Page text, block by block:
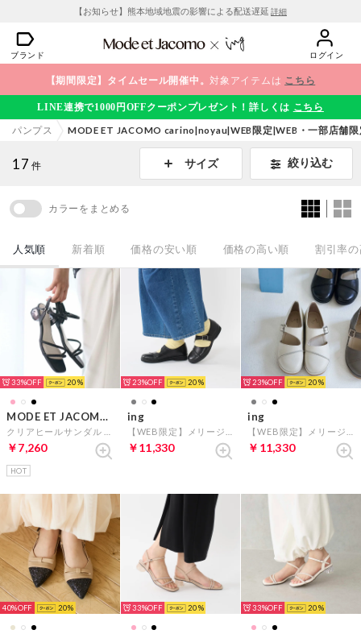
【お知らせ】熊本地域地震の影響による配送遅延 詳細
ブランド ログイン
【期間限定】タイムセール開催中。対象アイテムは こちら
LINE連携で1000円OFFクーポンプレゼント！詳しくは こちら
パンプス MODE ET JACOMO carino|noyau|WEB限定|WEB・一部店舗
17 件 サイズ 絞り込む
カラーをまとめる
人気順 新着順 価格の安い順 価格の高い順 割引率
33% 20
MODE ET JACOMO carino
￥7,260
HOT
23% 20
ing
￥11,330
23% 20
ing
￥11,330
40% 20 33% 20 33% 20